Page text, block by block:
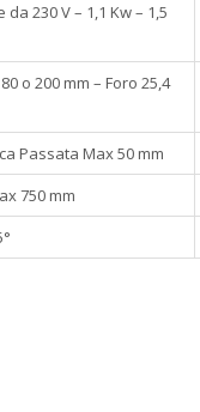
230 V – 1,1 Kw – 1,5
o 200 mm – Foro 25,4
Passata Max 50 mm
750 mm